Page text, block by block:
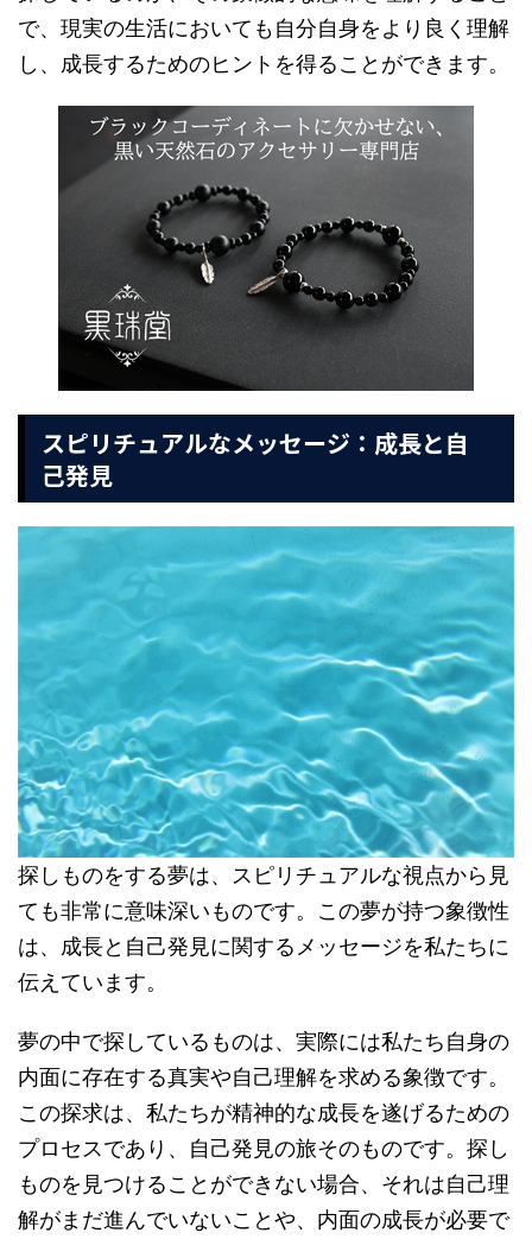
で、現実の生活においても自分自身をより良く理解
し、成長するためのヒントを得ることができます。
スピリチュアルなメッセージ：成長と自
己発見
探しものをする夢は、スピリチュアルな視点から見
ても非常に意味深いものです。この夢が持つ象徴性
は、成長と自己発見に関するメッセージを私たちに
伝えています。
夢の中で探しているものは、実際には私たち自身の
内面に存在する真実や自己理解を求める象徴です。
この探求は、私たちが精神的な成長を遂げるための
プロセスであり、自己発見の旅そのものです。探し
ものを見つけることができない場合、それは自己理
解がまだ進んでいないことや、内面の成長が必要で